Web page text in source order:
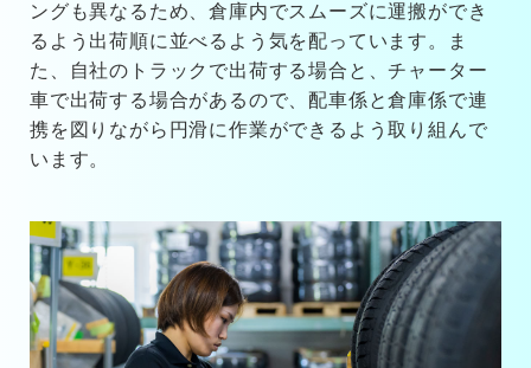
ングも異なるため、倉庫内でスムーズに運搬ができ
るよう出荷順に並べるよう気を配っています。ま
た、自社のトラックで出荷する場合と、チャーター
車で出荷する場合があるので、配車係と倉庫係で連
携を図りながら円滑に作業ができるよう取り組んで
います。